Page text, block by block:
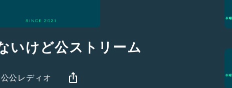
いけど公ストリーム
公公レディオ